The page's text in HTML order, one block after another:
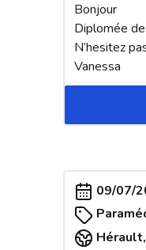
Bonjour
Diplomée
N’hesitez
Vanessa
09/07/
Hérault,